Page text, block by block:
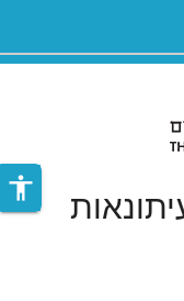
accessibility